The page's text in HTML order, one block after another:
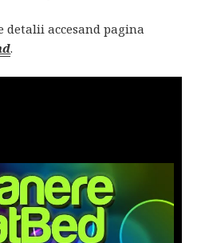
accesand pagina
.